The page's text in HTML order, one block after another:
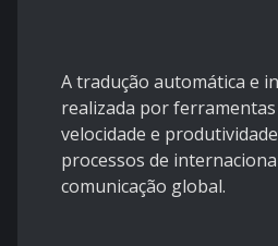
A tradução automática e
realizada por
velocidade e
processos de
comunicação global.